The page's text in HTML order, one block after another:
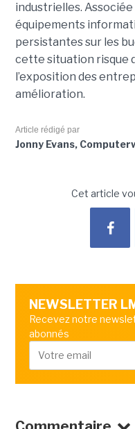
industrielles. Associée
équipements
persistantes sur les
cette situation risque
l’exposition des
amélioration.
Article rédigé par
Jonny Evans,
Cet article
NEWSLETTER
Recevez notre
abonnés